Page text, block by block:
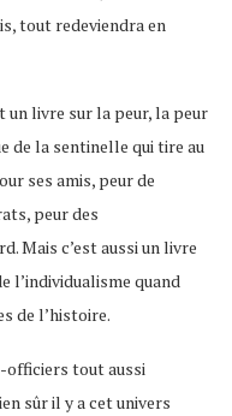
tout redeviendra en
un livre sur la peur, la peur
de la sentinelle qui tire au
ses amis, peur de
peur des
Mais c’est aussi un livre
l’individualisme quand
de l’histoire.
officiers tout aussi
sûr il y a cet univers